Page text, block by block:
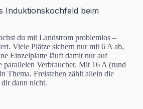
Induktionskochfeld beim
du mit Landstrom problemlos –
Viele Plätze sichern nur mit 6 A ab,
Einzelplatte läuft damit nur auf
parallelen Verbraucher. Mit 16 A (rund
Thema. Freistehen zählt allein die
dann nicht.